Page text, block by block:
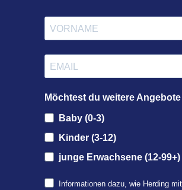
Möchtest du weitere
Baby (0-3)
Kinder (3-12)
junge Erwachsene (12-99+)
Informationen dazu, wie Herding